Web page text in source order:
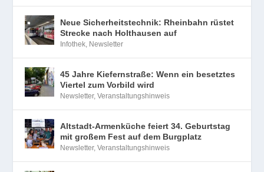
Neue Sicherheitstechnik: Rheinbahn rüstet
Strecke nach Holthausen auf
Infothek Newsletter
45 Jahre Kiefernstraße: Wenn ein besetztes
Viertel zum Vorbild wird
Newsletter,Veranstaltungshinweis
Altstadt-Armenküche feiert 34. Geburtstag
mit großem Fest auf dem Burgplatz
Newsletter,Veranstaltungshinweis